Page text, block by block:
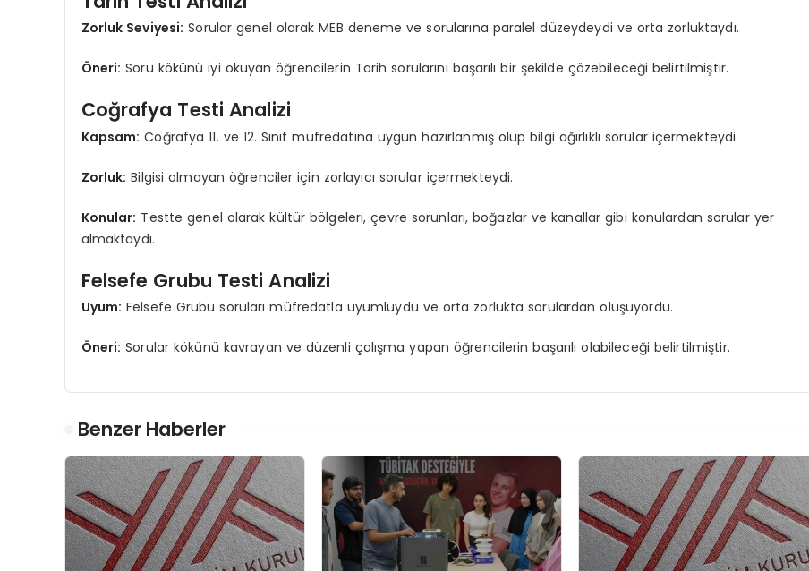
Zorluk Seviyesi: Sorular genel olarak MEB deneme ve sorularına paralel düzeydeydi ve orta zorluktaydı.
Öneri: Soru kökünü iyi okuyan öğrencilerin Tarih sorularını başarılı bir şekilde çözebileceği belirtilmiştir.
Coğrafya Testi Analizi
Kapsam: Coğrafya 11. ve 12. Sınıf müfredatına uygun hazırlanmış olup bilgi ağırlıklı sorular içermekteydi.
Zorluk: Bilgisi olmayan öğrenciler için zorlayıcı sorular içermekteydi.
Konular: Testte genel olarak kültür bölgeleri, çevre sorunları, boğazlar ve kanallar gibi konulardan sorular yer
almaktaydı.
Felsefe Grubu Testi Analizi
Uyum: Felsefe Grubu soruları müfredatla uyumluydu ve orta zorlukta sorulardan oluşuyordu.
Öneri: Sorular kökünü kavrayan ve düzenli çalışma yapan öğrencilerin başarılı olabileceği belirtilmiştir.
Benzer Haberler